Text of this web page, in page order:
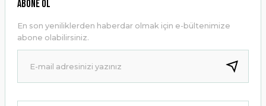
Ürün bilgilerinde hatalar bulunuyor.
Ürün fiyatı diğer sitelerden daha pahalı.
Bu ürüne benzer farklı alternatifler olmalı.
ABONE OL
En son yeniliklerden haberdar olmak için e-bültenimize
abone olabilirsiniz.